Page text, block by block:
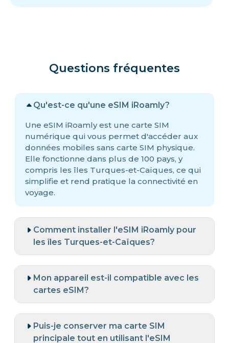
Questions fréquentes
Qu'est-ce qu'une eSIM iRoamly?
Une eSIM iRoamly est une carte SIM
numérique qui vous permet d'accéder aux
données mobiles sans carte SIM physique.
Elle fonctionne dans plus de 100 pays, y
compris les îles Turques-et-Caïques, ce qui
simplifie et rend pratique la connectivité en
voyage.
Comment installer l'eSIM iRoamly pour
les îles Turques-et-Caïques?
Mon appareil est-il compatible avec les
cartes eSIM?
Puis-je conserver ma carte SIM
principale tout en utilisant l'eSIM